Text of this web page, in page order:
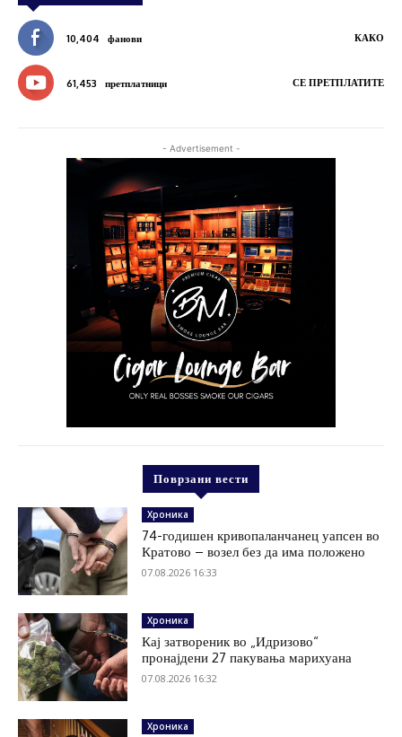
10,404 фанови КАКО
61,453 претплатници СЕ ПРЕТПЛАТИТЕ
- Advertisement -
Поврзани вести
Хроника
74-годишен кривопаланчанец уапсен во
Кратово – возел без да има положено
07.08.2026 16:33
Хроника
Кај затвореник во „Идризово“
пронајдени 27 пакувања марихуана
07.08.2026 16:32
Хроника